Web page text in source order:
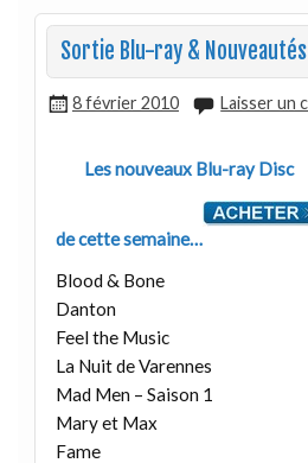
Sortie Blu-ray &
8 février 2010 Laisser un
Les nouveaux Blu-ray Disc
de cette semaine…
Blood & Bone
Danton
Feel the Music
La Nuit de Varennes
Mad Men – Saison 1
Mary et Max
Fame